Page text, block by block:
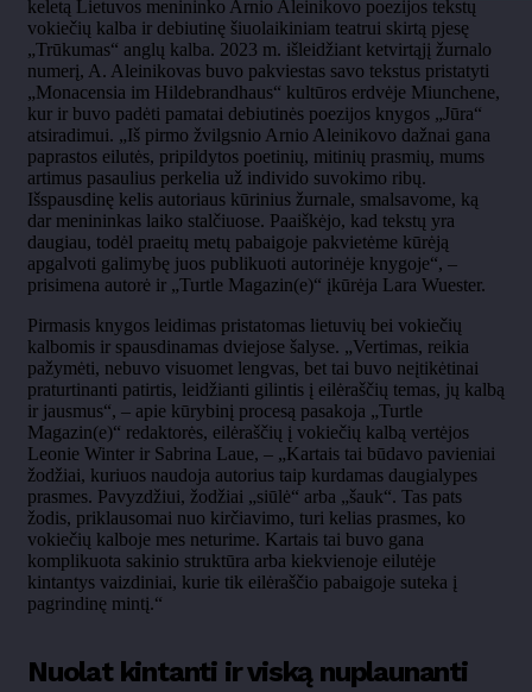
keletą Lietuvos menininko Arnio Aleinikovo poezijos tekstų
vokiečių kalba ir debiutinę šiuolaikiniam teatrui skirtą pjesę
„Trūkumas“ anglų kalba. 2023 m. išleidžiant ketvirtąjį žurnalo
numerį, A. Aleinikovas buvo pakviestas savo tekstus pristatyti
„Monacensia im Hildebrandhaus“ kultūros erdvėje Miunchene,
kur ir buvo padėti pamatai debiutinės poezijos knygos „Jūra“
atsiradimui. „Iš pirmo žvilgsnio Arnio Aleinikovo dažnai gana
paprastos eilutės, pripildytos poetinių, mitinių prasmių, mums
artimus pasaulius perkelia už individo suvokimo ribų.
Išspausdinę kelis autoriaus kūrinius žurnale, smalsavome, ką
dar menininkas laiko stalčiuose. Paaiškėjo, kad tekstų yra
daugiau, todėl praeitų metų pabaigoje pakvietėme kūrėją
apgalvoti galimybę juos publikuoti autorinėje knygoje“, –
prisimena autorė ir „Turtle Magazin(e)“ įkūrėja Lara Wuester.
Pirmasis knygos leidimas pristatomas lietuvių bei vokiečių
kalbomis ir spausdinamas dviejose šalyse. „Vertimas, reikia
pažymėti, nebuvo visuomet lengvas, bet tai buvo neįtikėtinai
praturtinanti patirtis, leidžianti gilintis į eilėraščių temas, jų kalbą
ir jausmus“, – apie kūrybinį procesą pasakoja „Turtle
Magazin(e)“ redaktorės, eilėraščių į vokiečių kalbą vertėjos
Leonie Winter ir Sabrina Laue, – „Kartais tai būdavo pavieniai
žodžiai, kuriuos naudoja autorius taip kurdamas daugialypes
prasmes. Pavyzdžiui, žodžiai „siūlė“ arba „šauk“. Tas pats
žodis, priklausomai nuo kirčiavimo, turi kelias prasmes, ko
vokiečių kalboje mes neturime. Kartais tai buvo gana
komplikuota sakinio struktūra arba kiekvienoje eilutėje
kintantys vaizdiniai, kurie tik eilėraščio pabaigoje suteka į
pagrindinę mintį.“
Nuolat kintanti ir viską nuplaunanti